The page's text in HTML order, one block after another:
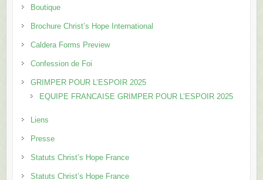
Boutique
Brochure Christ’s Hope International
Caldera Forms Preview
Confession de Foi
GRIMPER POUR L’ESPOIR 2025
EQUIPE FRANCAISE GRIMPER POUR L’ESPOIR 2025
Liens
Presse
Statuts Christ’s Hope France
Statuts Christ’s Hope France